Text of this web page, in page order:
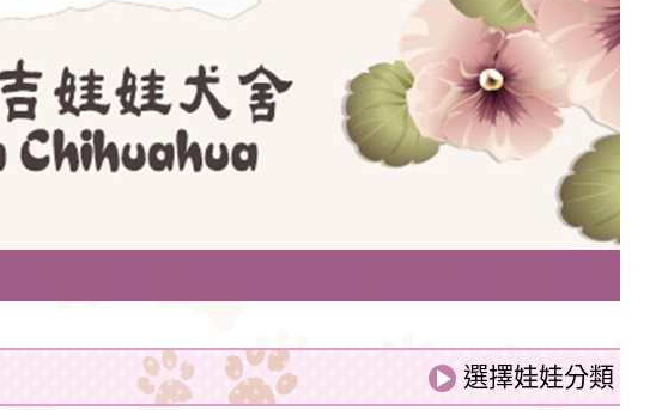
有類似梗類犬的氣質。
送給歌劇天后阿德麗娜‧芭蒂（Adelina Patti），